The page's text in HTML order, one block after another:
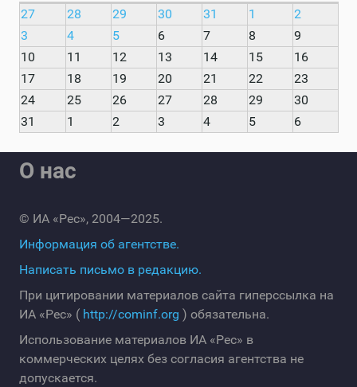
27
28 29 30 31 1
2
3
4 5 6 7 8
9
10
11 12 13 14 15
16
17
18 19 20 21 22
23
24
25 26 27 28 29
30
31
1 2 3 4 5 6
О нас
© ИА «Рес», 2004—2025.
Информация об агентстве.
Написать письмо в редакцию.
При цитировании материалов сайта гиперссылка на
ИА «Рес» ( http://cominf.org ) обязательна.
Использование материалов ИА «Рес» в
коммерческих целях без согласия агентства не
допускается.